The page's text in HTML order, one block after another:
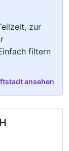
zur
filtern
ansehen